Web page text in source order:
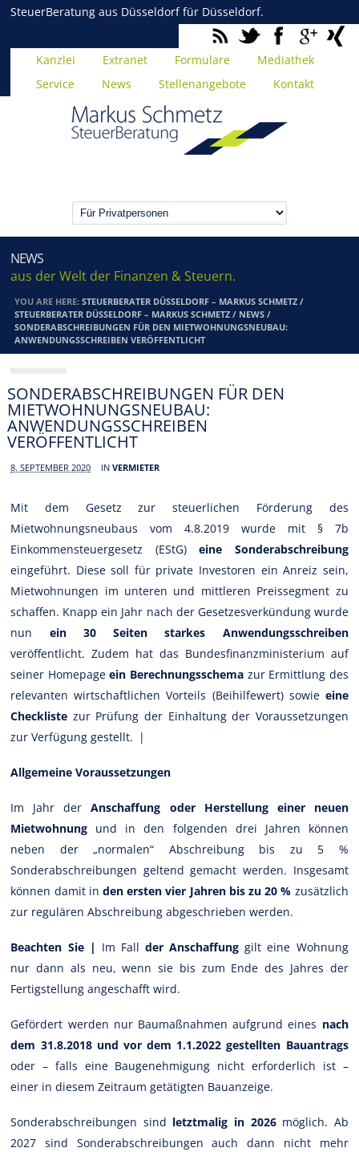
SteuerBeratung aus Düsseldorf für Düsseldorf.
Kanzlei Extranet Formulare
Mediathek
Service
News Stellenangebote Kontakt
NEWS
aus der Welt der Finanzen & Steuern.
YOU ARE HERE:STEUERBERATER DÜSSELDORF – MARKUS SCHMETZ /
STEUERBERATER DÜSSELDORF – MARKUS SCHMETZ / NEWS /
SONDERABSCHREIBUNGEN FÜR DEN MIETWOHNUNGSNEUBAU:
ANWENDUNGSSCHREIBEN VERÖFFENTLICHT
SONDERABSCHREIBUNGEN FÜR DEN
MIETWOHNUNGSNEUBAU:
ANWENDUNGSSCHREIBEN
VERÖFFENTLICHT
8. SEPTEMBER 2020 INVERMIETER
Mit dem Gesetz zur steuerlichen Förderung des
Mietwohnungsneubaus vom 4.8.2019 wurde mit § 7b
Einkommensteuergesetz (EStG)eine Sonderabschreibung
eingeführt. Diese soll für private Investoren ein Anreiz sein,
Mietwohnungen im unteren und mittleren Preissegment zu
schaffen. Knapp ein Jahr nach der Gesetzesverkündung wurde
nun ein 30 Seiten starkes Anwendungsschreiben
veröffentlicht. Zudem hat das Bundesfinanzministerium auf
seiner Homepageein Berechnungsschema zur Ermittlung des
relevanten wirtschaftlichen Vorteils (Beihilfewert) sowie eine
Checkliste zur Prüfung der Einhaltung der Voraussetzungen
zur Verfügung gestellt. |
Allgemeine Voraussetzungen
Im Jahr derAnschaffung oder Herstellung einer neuen
Mietwohnung und in den folgenden drei Jahren können
neben der „normalen“ Abschreibung bis zu 5 %
Sonderabschreibungen geltend gemacht werden. Insgesamt
können damit inden ersten vier Jahren bis zu 20 % zusätzlich
zur regulären Abschreibung abgeschrieben werden.
Beachten Sie | Im Fall der Anschaffung gilt eine Wohnung
nur dann als neu, wenn sie bis zum Ende des Jahres der
Fertigstellung angeschafft wird.
Gefördert werden nur Baumaßnahmen aufgrund eines nach
dem 31.8.2018 und vor dem 1.1.2022 gestellten Bauantrags
oder – falls eine Baugenehmigung nicht erforderlich ist –
einer in diesem Zeitraum getätigten Bauanzeige.
Sonderabschreibungen sind letztmalig in 2026möglich. Ab
2027 sind Sonderabschreibungen auch dann nicht mehr